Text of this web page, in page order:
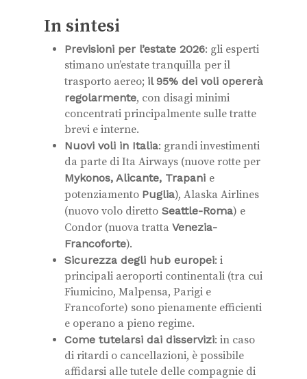
In sintesi
Previsioni per l’estate 2026: gli esperti
stimano un’estate tranquilla per il
trasporto aereo; il 95% dei voli opererà
regolarmente, con disagi minimi
concentrati principalmente sulle tratte
brevi e interne.
Nuovi voli in Italia: grandi investimenti
da parte di Ita Airways (nuove rotte per
Mykonos, Alicante, Trapani e
potenziamento Puglia), Alaska Airlines
(nuovo volo diretto Seattle-Roma) e
Condor (nuova tratta Venezia-
Francoforte).
Sicurezza degli hub europei: i
principali aeroporti continentali (tra cui
Fiumicino, Malpensa, Parigi e
Francoforte) sono pienamente efficienti
e operano a pieno regime.
Come tutelarsi dai disservizi: in caso
di ritardi o cancellazioni, è possibile
affidarsi alle tutele delle compagnie di